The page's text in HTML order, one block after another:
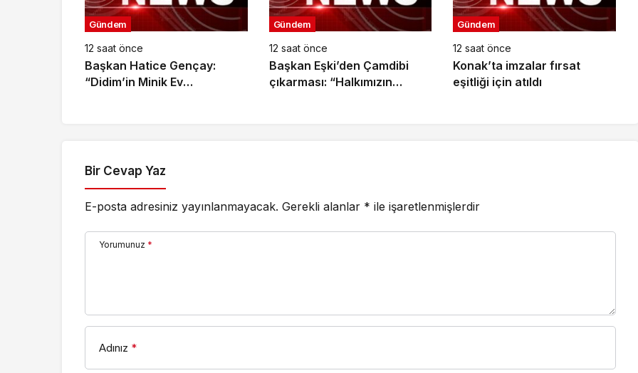
Gündem
12 saat önce
Başkan Hatice Gençay:
“Didim’in Minik Ev
Gündem
12 saat önce
Başkan Eşki’den Çamdibi
çıkarması: “Halkımızın
Gündem
12 saat önce
Konak’ta imzalar fırsat
eşitliği için atıldı
Bir Cevap Yaz
E-posta adresiniz yayınlanmayacak. Gerekli alanlar * ile işaretlenmişlerdir
Yorumunuz *
Adınız *